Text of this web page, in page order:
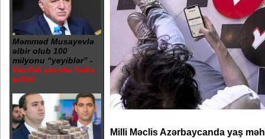
Məmməd Musayevlə
əlbir olub 100
milyonu “yeyiblər” -
Vəzifəli şəxslər həbs
edildi
Milli Məclis Azərbaycanda yaş